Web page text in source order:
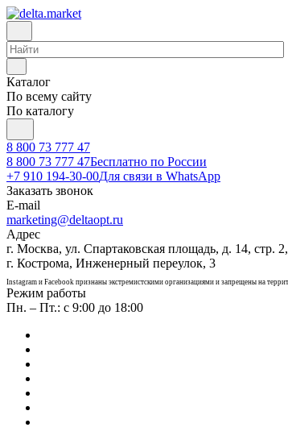
Каталог
По всему сайту
По каталогу
8 800 73 777 47
8 800 73 777 47Бесплатно по России
+7 910 194-30-00Для связи в WhatsApp
Заказать звонок
E-mail
marketing@deltaopt.ru
Адрес
г. Москва, ул. Спартаковская площадь, д. 14, стр.
г. Кострома, Инженерный переулок, 3
Instagram и Facebook признаны экстремистскими организациями и запрещены на
Режим работы
Пн. – Пт.: с 9:00 до 18:00